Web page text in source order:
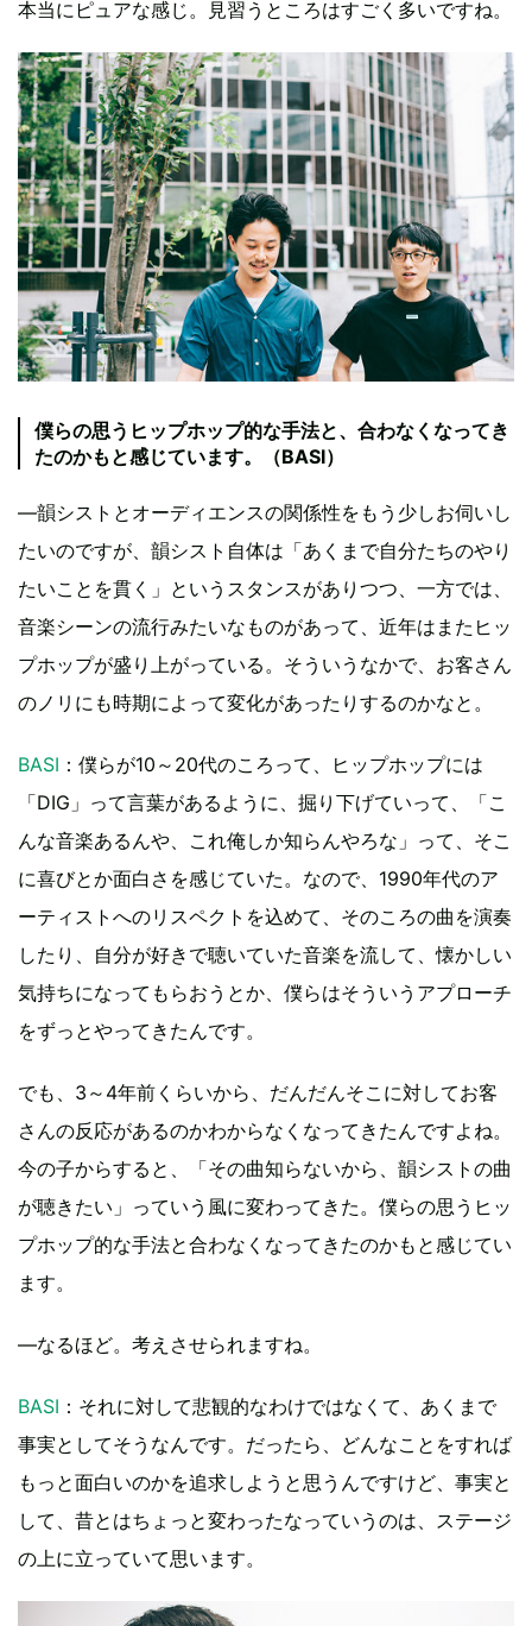
本当にピュアな感じ。見習うところはすごく多いですね。
僕らの思うヒップホップ的な手法と、合わなくなってき
たのかもと感じています。（BASI）
―韻シストとオーディエンスの関係性をもう少しお伺いし
たいのですが、韻シスト自体は「あくまで自分たちのやり
たいことを貫く」というスタンスがありつつ、一方では、
音楽シーンの流行みたいなものがあって、近年はまたヒッ
プホップが盛り上がっている。そういうなかで、お客さん
のノリにも時期によって変化があったりするのかなと。
BASI ：僕らが10～20代のころって、ヒップホップには
「DIG」って言葉があるように、掘り下げていって、「こ
んな音楽あるんや、これ俺しか知らんやろな」って、そこ
に喜びとか面白さを感じていた。なので、1990年代のア
ーティストへのリスペクトを込めて、そのころの曲を演奏
したり、自分が好きで聴いていた音楽を流して、懐かしい
気持ちになってもらおうとか、僕らはそういうアプローチ
をずっとやってきたんです。
でも、3～4年前くらいから、だんだんそこに対してお客
さんの反応があるのかわからなくなってきたんですよね。
今の子からすると、「その曲知らないから、韻シストの曲
が聴きたい」っていう風に変わってきた。僕らの思うヒッ
プホップ的な手法と合わなくなってきたのかもと感じてい
ます。
―なるほど。考えさせられますね。
BASI ：それに対して悲観的なわけではなくて、あくまで
事実としてそうなんです。だったら、どんなことをすれば
もっと面白いのかを追求しようと思うんですけど、事実と
して、昔とはちょっと変わったなっていうのは、ステージ
の上に立っていて思います。